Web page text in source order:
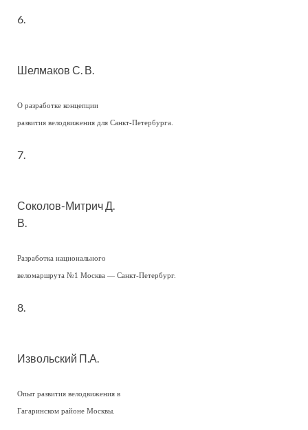
6.
Шелмаков С. В.
О разработке концепции
развития велодвижения для Санкт-Петербурга.
7.
Соколов-Митрич Д.
В.
Разработка национального
веломаршрута №1 Москва — Санкт-Петербург.
8.
Извольский П.А.
Опыт развития велодвижения в
Гагаринском районе Москвы.